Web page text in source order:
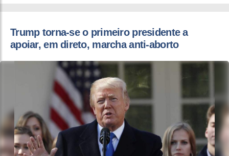
Trump torna-se o primeiro presidente a
apoiar, em direto, marcha anti-aborto